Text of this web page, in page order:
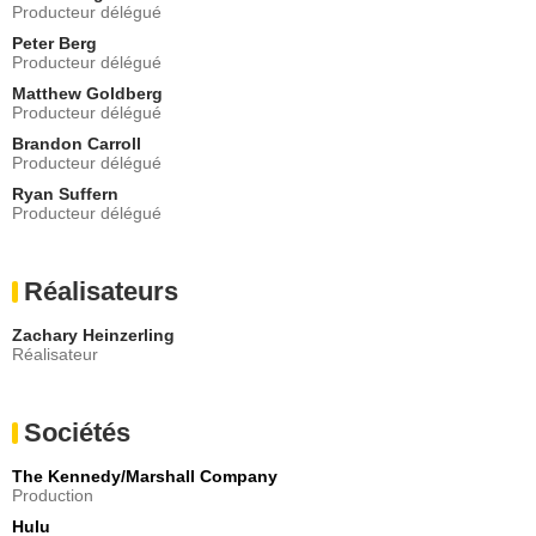
Producteur délégué
Peter Berg
Producteur délégué
Matthew Goldberg
Producteur délégué
Brandon Carroll
Producteur délégué
Ryan Suffern
Producteur délégué
Réalisateurs
Zachary Heinzerling
Réalisateur
Sociétés
The Kennedy/Marshall Company
Production
Hulu